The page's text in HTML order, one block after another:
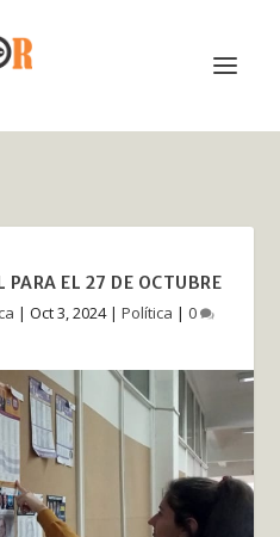
PARA EL 27 DE OCTUBRE
| Oct 3, 2024| Política | 0